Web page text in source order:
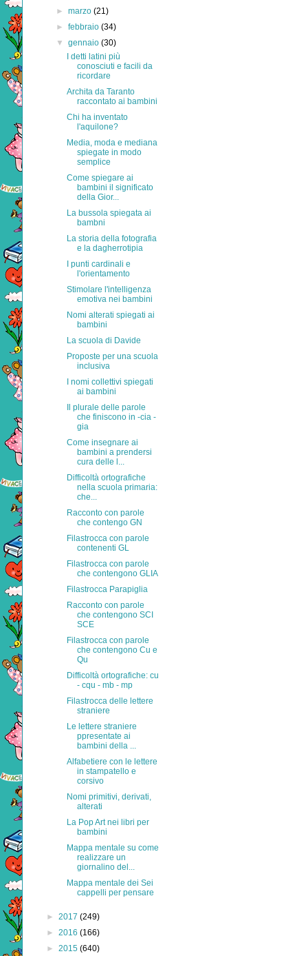
►marzo(21)
►febbraio(34)
▼gennaio(30)
I detti latini più
conosciuti e facili da
ricordare
Archita da Taranto
raccontato ai bambini
Chi ha inventato
l'aquilone?
Media, moda e mediana
spiegate in modo
semplice
Come spiegare ai
bambini il significato
della Gior...
La bussola spiegata ai
bambni
La storia della fotografia
e la dagherrotipia
I punti cardinali e
l'orientamento
Stimolare l'intelligenza
emotiva nei bambini
Nomi alterati spiegati ai
bambini
La scuola di Davide
Proposte per una scuola
inclusiva
I nomi collettivi spiegati
ai bambini
Il plurale delle parole
che finiscono in -cia -
gia
Come insegnare ai
bambini a prendersi
cura delle l...
Difficoltà ortografiche
nella scuola primaria:
che...
Racconto con parole
che contengo GN
Filastrocca con parole
contenenti GL
Filastrocca con parole
che contengono GLIA
Filastrocca Parapiglia
Racconto con parole
che contengono SCI
SCE
Filastrocca con parole
che contengono Cu e
Qu
Difficoltà ortografiche: cu
- cqu - mb - mp
Filastrocca delle lettere
straniere
Le lettere straniere
ppresentate ai
bambini della ...
Alfabetiere con le lettere
in stampatello e
corsivo
Nomi primitivi, derivati,
alterati
La Pop Art nei libri per
bambini
Mappa mentale su come
realizzare un
giornalino del...
Mappa mentale dei Sei
cappelli per pensare
► 2017 (249)
► 2016 (166)
► 2015 (640)